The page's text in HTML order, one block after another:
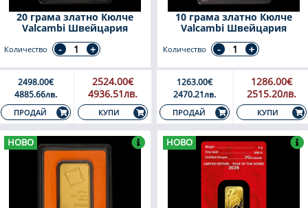
20 грама златно Кюлче
Valcambi Швейцария
Количество
2498.00€
4885.66лв.
ПРОДАЙ
2524.00€
4936.51лв.
КУПИ
10 грама златно Кюлче
Valcambi Швейцария
Количество
1263.00€
2470.21лв.
ПРОДАЙ
1286.00€
2515.20лв.
КУПИ
НОВО НОВО